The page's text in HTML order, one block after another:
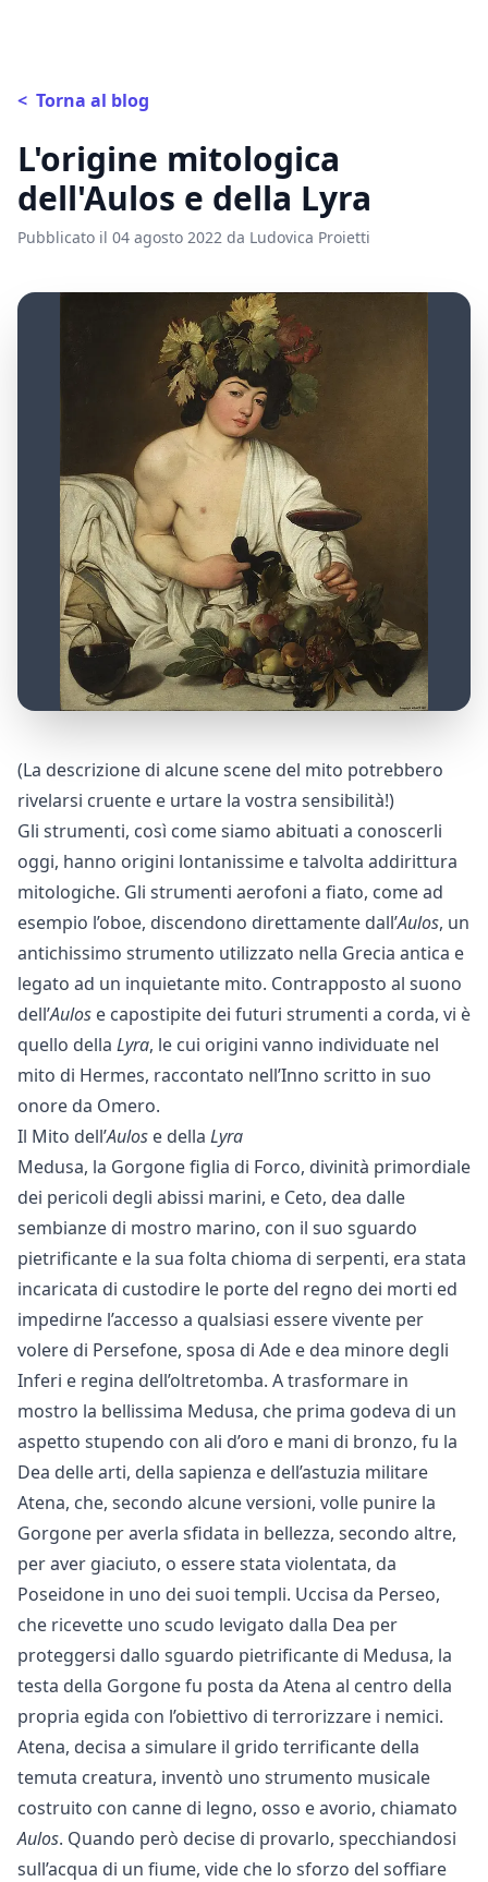
< Torna al blog
L'origine mitologica
dell'Aulos e della Lyra
Pubblicato il 04 agosto 2022 da Ludovica Proietti
(La descrizione di alcune scene del mito potrebbero
rivelarsi cruente e urtare la vostra sensibilità!)
Gli strumenti, così come siamo abituati a conoscerli
oggi, hanno origini lontanissime e talvolta addirittura
mitologiche. Gli strumenti aerofoni a fiato, come ad
esempio l’oboe, discendono direttamente dall’Aulos, un
antichissimo strumento utilizzato nella Grecia antica e
legato ad un inquietante mito. Contrapposto al suono
dell’Aulos e capostipite dei futuri strumenti a corda, vi è
quello della Lyra, le cui origini vanno individuate nel
mito di Hermes, raccontato nell’Inno scritto in suo
onore da Omero.
Il Mito dell’Aulos e della Lyra
Medusa, la Gorgone figlia di Forco, divinità primordiale
dei pericoli degli abissi marini, e Ceto, dea dalle
sembianze di mostro marino, con il suo sguardo
pietrificante e la sua folta chioma di serpenti, era stata
incaricata di custodire le porte del regno dei morti ed
impedirne l’accesso a qualsiasi essere vivente per
volere di Persefone, sposa di Ade e dea minore degli
Inferi e regina dell’oltretomba. A trasformare in
mostro la bellissima Medusa, che prima godeva di un
aspetto stupendo con ali d’oro e mani di bronzo, fu la
Dea delle arti, della sapienza e dell’astuzia militare
Atena, che, secondo alcune versioni, volle punire la
Gorgone per averla sfidata in bellezza, secondo altre,
per aver giaciuto, o essere stata violentata, da
Poseidone in uno dei suoi templi. Uccisa da Perseo,
che ricevette uno scudo levigato dalla Dea per
proteggersi dallo sguardo pietrificante di Medusa, la
testa della Gorgone fu posta da Atena al centro della
propria egida con l’obiettivo di terrorizzare i nemici.
Atena, decisa a simulare il grido terrificante della
temuta creatura, inventò uno strumento musicale
costruito con canne di legno, osso e avorio, chiamato
Aulos. Quando però decise di provarlo, specchiandosi
sull’acqua di un fiume, vide che lo sforzo del soffiare